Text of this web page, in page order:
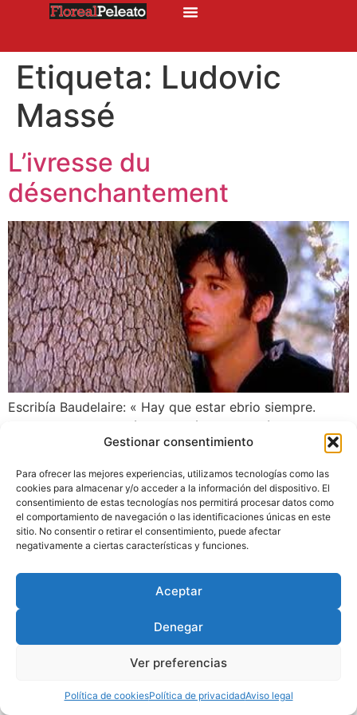
Gestionar consentimiento
Para ofrecer las mejores experiencias, utilizamos tecnologías como las
cookies para almacenar y/o acceder a la información del dispositivo. El
consentimiento de estas tecnologías nos permitirá procesar datos como
el comportamiento de navegación o las identificaciones únicas en este
sitio. No consentir o retirar el consentimiento, puede afectar
negativamente a ciertas características y funciones.
Aceptar
Denegar
Ver preferencias
Política de cookiesPolítica de privacidadAviso legal
Etiqueta: Ludovic
Massé
L’ivresse du
désenchantement
Escribía Baudelaire: « Hay que estar ebrio siempre.
Todo reside en eso: ésta es la única cuestión. Para no
sentir el horrible peso del Tiempo que nos rompe las
embriagarse sin descanso.” Sí, pero la resaca causada
por la contracultura, el despertar post hippie, las
decepciones ideológicas, las derivas políticas, las
heridas del amor, generaron en el cine americano de los
como el spleen baudeleriano.
Política
de Privacidad|Aviso Legal|
Política de Cookies